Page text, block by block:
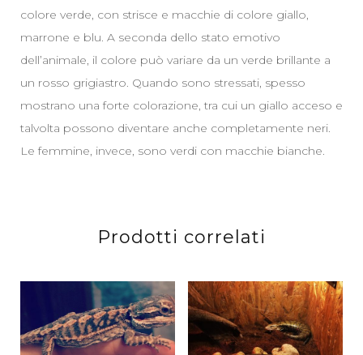
colore verde, con strisce e macchie di colore giallo,
marrone e blu. A seconda dello stato emotivo
dell’animale, il colore può variare da un verde brillante a
un rosso grigiastro. Quando sono stressati, spesso
mostrano una forte colorazione, tra cui un giallo acceso e
talvolta possono diventare anche completamente neri.
Le femmine, invece, sono verdi con macchie bianche.
Prodotti correlati